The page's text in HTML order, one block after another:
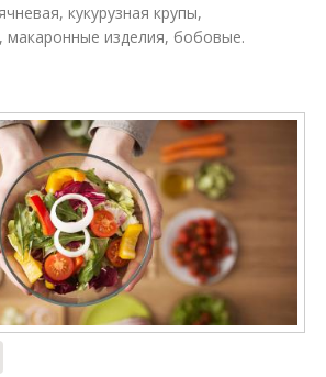
кукурузная крупы,
макаронные изделия, бобовые.